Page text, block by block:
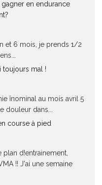
en endurance
et 6 mois, je prends 1/2
toujours mal !
înominal au mois avril 5
douleur dans...
course à pied
plan d!entrainement,
!! J'ai une semaine